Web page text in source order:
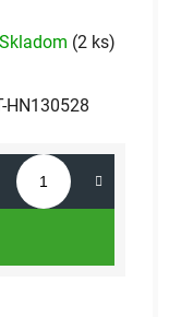
(2 ks)
HN130528